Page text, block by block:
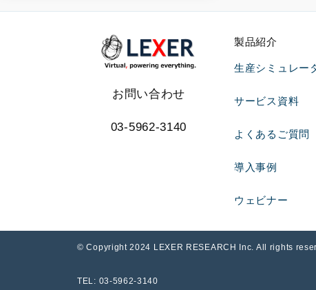
お問い合わせ
03-5962-3140
製品紹介
生産シミュレ
サービス資料
よくあるご質問
導入事例
ウェビナー
© Copyright 2024 LEXER RESEARCH Inc. All rights
TEL: 03-5962-3140